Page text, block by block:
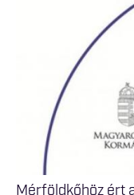
Mérföldkőhöz ért